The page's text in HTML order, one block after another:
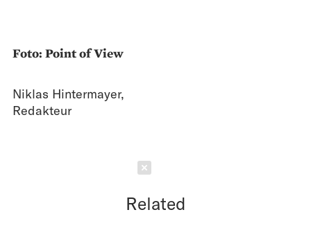
Foto: Point of View
Niklas Hintermayer,
Redakteur
Related